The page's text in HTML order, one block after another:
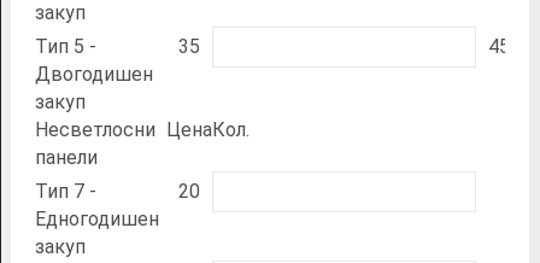
закуп
Тип 5 -
Двогодишен
закуп
35 45
Несветлосни
панели
ЦенаКол.
Тип 7 -
Едногодишен
закуп
20